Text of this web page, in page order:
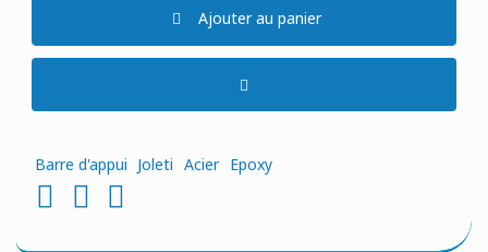
Ajouter au panier
Barre d'appui Joleti Acier Epoxy